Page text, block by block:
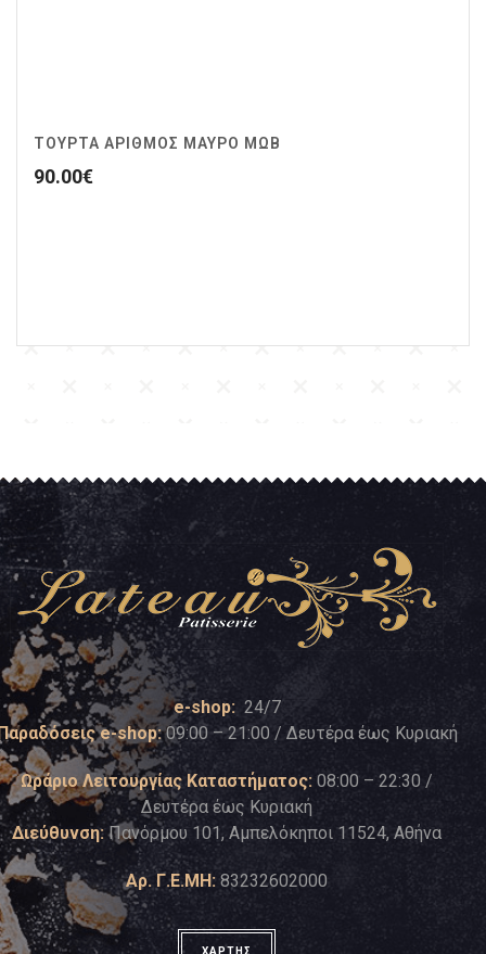
ΤΟΥΡΤΑ ΑΡΙΘΜΟΣ ΜΑΥΡΟ ΜΩΒ
90.00€
e-shop: 24/7
e-shop:09:00 – 21:00 / Δευτέρα έως Κυριακή
Ωράριο Λειτουργίας Καταστήματος: 08:00 – 22:30 /
Δευτέρα έως Κυριακή
Διεύθυνση: Πανόρμου 101, Αμπελόκηποι 11524, Αθήνα
Αρ. Γ.Ε.ΜΗ: 83232602000
ΧΑΡΤΗΣ